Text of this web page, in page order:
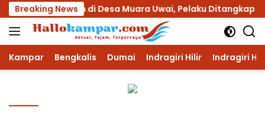
Langsung
ke
konten
Breaking News
Penyuluhan di Desa Muara Uwai, Pelaku Ditangkap
Kampar Bengkalis Dumai Indragiri Hilir Indragiri